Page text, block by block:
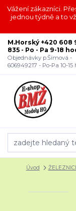
Vážení zákazníci.
jednou týdně a to
M.Horský +420 608
835 - Po - Pa 9-18
Objednávky p.Šímová -
606949217 - Po-Pa 10-15
Úvod